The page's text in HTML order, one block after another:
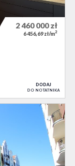
2 460 000zł
6 456,69 zł/m2
DODAJ
DO NOTATNIKA